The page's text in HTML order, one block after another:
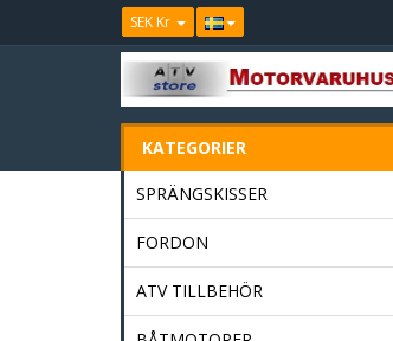
SEK Kr
KATEGORIER
SPRÄNGSKISSER
FORDON
ATV TILLBEHÖR